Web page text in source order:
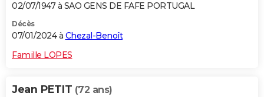
02/07/1947 à SAO GENS DE FAFE PORTUGAL
Décès
07/01/2024 à Chezal-Benoît
Famille LOPES
Jean PETIT (72 ans)